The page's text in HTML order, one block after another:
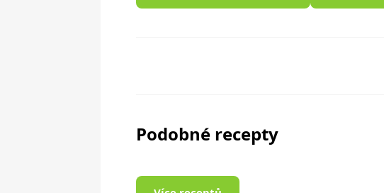
Podobné recepty